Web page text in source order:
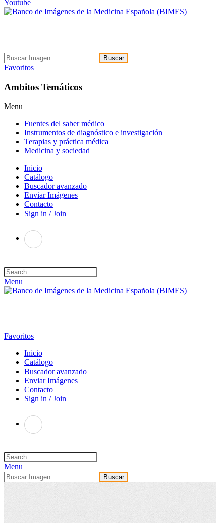
Youtube
Buscar
Favoritos
Ambitos Temáticos
Menu
Fuentes del saber médico
Instrumentos de diagnóstico e investigación
Terapias y práctica médica
Medicina y sociedad
Inicio
Catálogo
Buscador avanzado
Enviar Imágenes
Contacto
Sign in / Join
Menu
Favoritos
Inicio
Catálogo
Buscador avanzado
Enviar Imágenes
Contacto
Sign in / Join
Menu
Buscar